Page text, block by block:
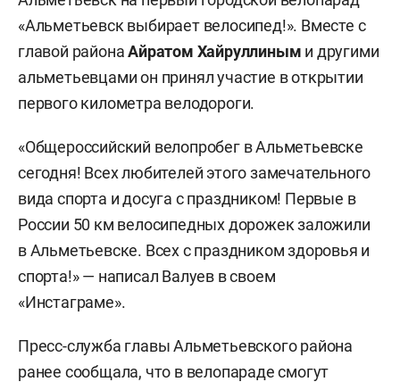
«Альметьевск выбирает велосипед!». Вместе с
главой районаАйратом Хайруллиным и другими
альметьевцами он принял участие в открытии
первого километра велодороги.
«Общероссийский велопробег в Альметьевске
сегодня! Всех любителей этого замечательного
вида спорта и досуга с праздником! Первые в
России 50 км велосипедных дорожек заложили
в Альметьевске. Всех с праздником здоровья и
спорта!»— написал Валуев в своем
«Инстаграме».
Пресс-служба главы Альметьевского района
ранее сообщала, что ввелопараде смогут